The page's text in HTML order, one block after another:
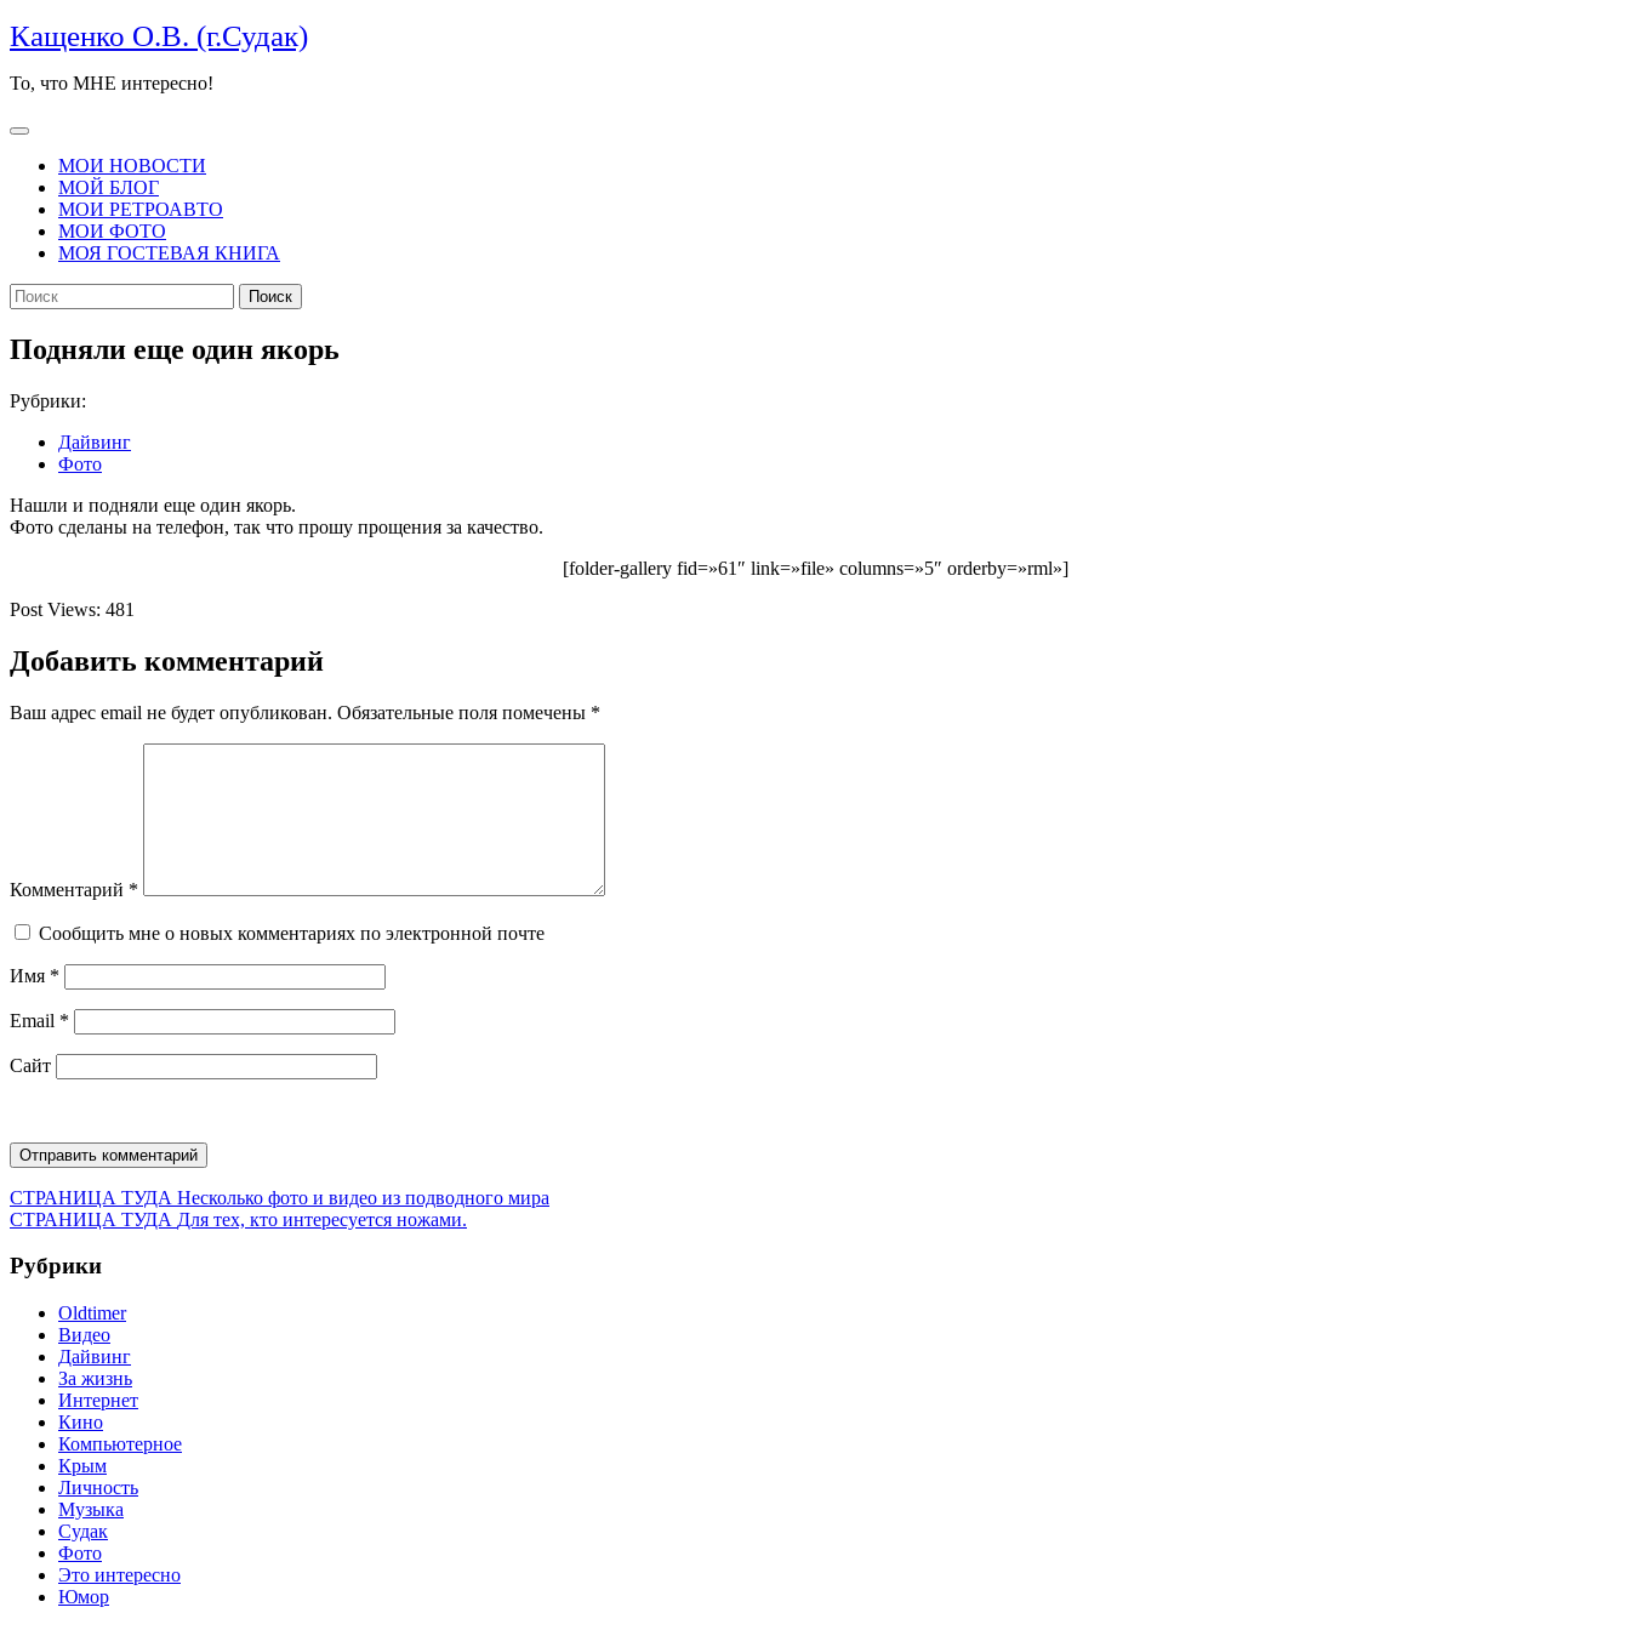
Перейти
к
содержимому
Кащенко О.В. (г.Судак)
То, что МНЕ интересно!
Кнопка
ОткрытьМОИ НОВОСТИ
МОЙ БЛОГ
МОИ РЕТРОАВТО
МОИ ФОТО
МОЯ ГОСТЕВАЯ КНИГА
КНОПКА
ЗАКРЫТЬ
Найти:
Подняли еще один якорь
Рубрики:
Дайвинг
Фото
Нашли и подняли еще один якорь.
Фото сделаны на телефон, так что прошу прощения за качество.
[folder-gallery fid=»61″ link=»file» columns=»5″ orderby=»rml»]
Post Views: 481
Добавить комментарий
Ваш адрес email не будет опубликован. Обязательные поля помечены *
Комментарий *
Сообщить мне о новых комментариях по электронной почте
Имя *
Email *
Сайт
Навигация
по
записям
СТРАНИЦА ТУДА Предыдущая
запись:
Несколько фото и видео из подводного мира
СТРАНИЦА ТУДА Следующая
Для тех, кто интересуется ножами.
Рубрики
Oldtimer
Видео
Дайвинг
За жизнь
Интернет
Кино
Компьютерное
Крым
Личность
Музыка
Судак
Фото
Это интересно
Юмор